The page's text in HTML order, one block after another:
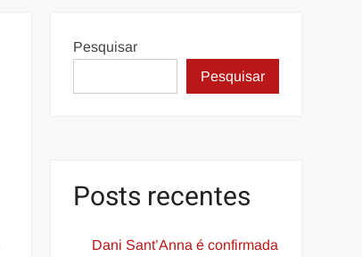
Pesquisar
Pesquisar
Posts recentes
Dani Sant’Anna é confirmada